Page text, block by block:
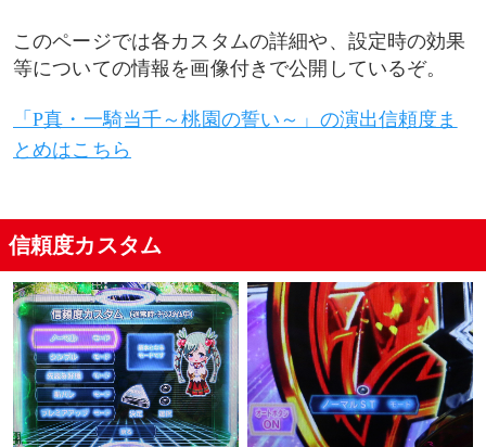
このページでは各カスタムの詳細や、設定時の効果
等についての情報を画像付きで公開しているぞ。
「P真・一騎当千～桃園の誓い～」の演出信頼度ま
とめはこちら
信頼度カスタム